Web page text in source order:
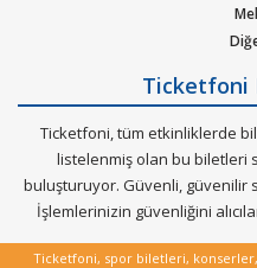
Ticketfoni
Ticketfoni, tüm etkinliklerde
listelenmiş olan bu biletleri
buluşturuyor. Güvenli, güvenilir
İşlemlerinizin güvenliğini
Ticketfoni, spor biletleri,